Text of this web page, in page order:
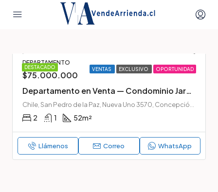
DESTACADO VENTAS EXCLUSIVO OPORTUNIDAD
DEPARTAMENTO
$75.000.000
Departamento en Venta — Condominio Jardines de San Pedro II, San Pedro de la Paz
2 1 52m²
Llámenos Correo WhatsApp